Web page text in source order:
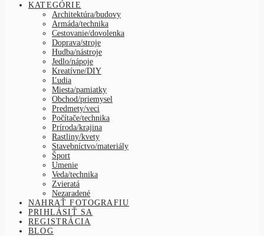
KATEGÓRIE
Architektúra/budovy
Armáda/technika
Cestovanie/dovolenka
Doprava/stroje
Hudba/nástroje
Jedlo/nápoje
Kreatívne/DIY
Ľudia
Miesta/pamiatky
Obchod/priemysel
Predmety/veci
Počítače/technika
Príroda/krajina
Rastliny/kvety
Stavebníctvo/materiály
Šport
Umenie
Veda/technika
Zvieratá
Nezaradené
NAHRAŤ FOTOGRAFIU
PRIHLÁSIŤ SA
REGISTRÁCIA
BLOG